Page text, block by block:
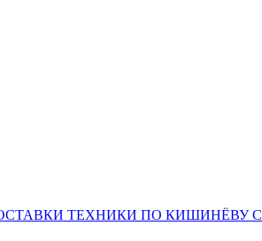
ТЕХНИКИ ПО КИШИНЁВУ